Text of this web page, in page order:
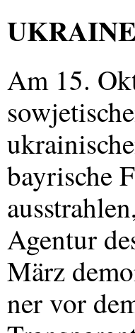
UKRAINE
Am 15.
bayrische
Agentur
März
ner vor